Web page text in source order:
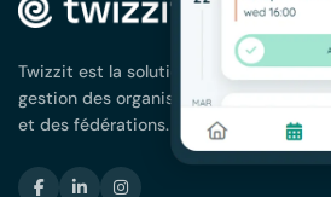
Twizzit est la solution complète pour la
gestion des organisations de membres
et des fédérations.